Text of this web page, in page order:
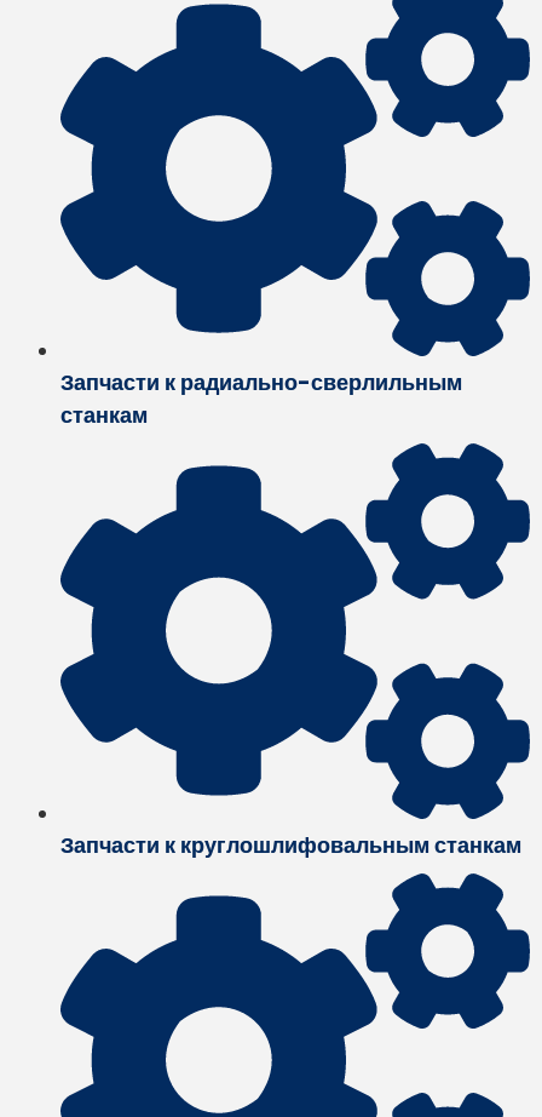
Запчасти к радиально-сверлильным
станкам
Запчасти к круглошлифовальным станкам